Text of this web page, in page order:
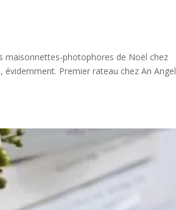
maisonnettes-photophores de Noël chez
évidemment. Premier rateau chez An Angel